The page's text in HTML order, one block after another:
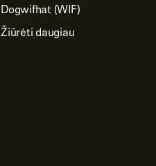
Dogwifhat (WIF)
Žiūrėti daugiau